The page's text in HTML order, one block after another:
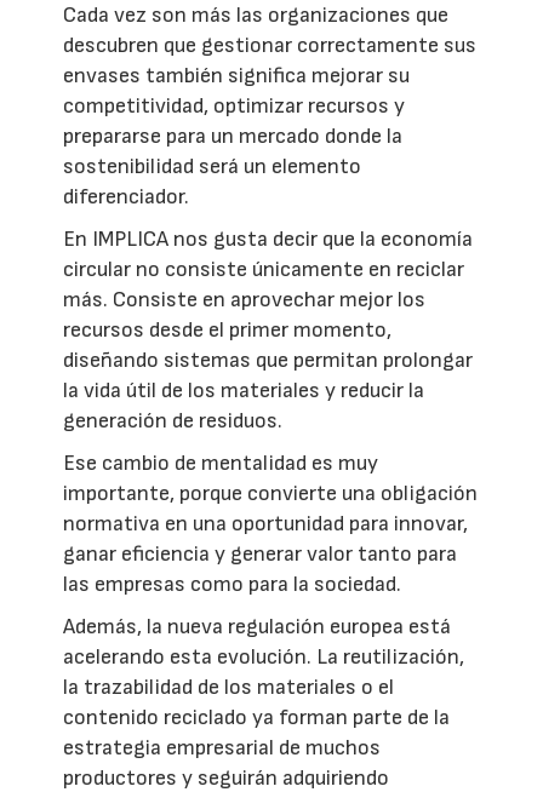
Cada vez son más las organizaciones que
descubren que gestionar correctamente sus
envases también significa mejorar su
competitividad, optimizar recursos y
prepararse para un mercado donde la
sostenibilidad será un elemento
diferenciador.
En IMPLICA nos gusta decir que la economía
circular no consiste únicamente en reciclar
más. Consiste en aprovechar mejor los
recursos desde el primer momento,
diseñando sistemas que permitan prolongar
la vida útil de los materiales y reducir la
generación de residuos.
Ese cambio de mentalidad es muy
importante, porque convierte una obligación
normativa en una oportunidad para innovar,
ganar eficiencia y generar valor tanto para
las empresas como para la sociedad.
Además, la nueva regulación europea está
acelerando esta evolución. La reutilización,
la trazabilidad de los materiales o el
contenido reciclado ya forman parte de la
estrategia empresarial de muchos
productores y seguirán adquiriendo